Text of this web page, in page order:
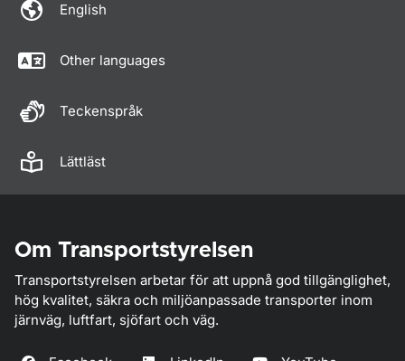
English
Other languages
Teckenspråk
Lättläst
Om Transportstyrelsen
Transportstyrelsen arbetar för att uppnå god tillgänglighet,
hög kvalitet, säkra och miljöanpassade transporter inom
järnväg, luftfart, sjöfart och väg.